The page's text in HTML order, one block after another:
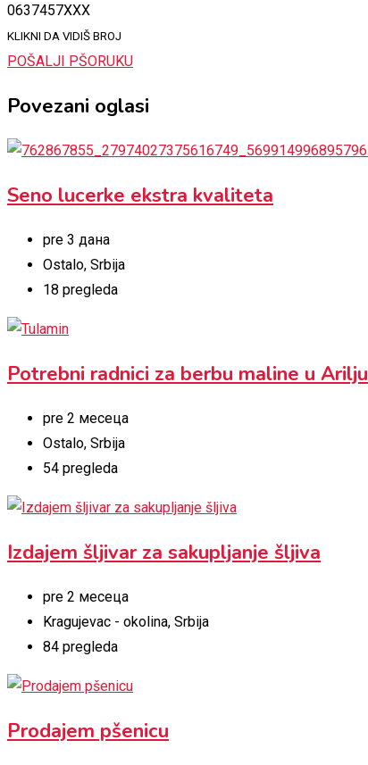
0637457XXX
KLIKNI DA VIDIŠ BROJ
POŠALJI PŠORUKU
Povezani oglasi
Seno lucerke ekstra kvaliteta
pre 3 дана
Ostalo, Srbija
18 pregleda
Potrebni radnici za berbu maline u Arilju
pre 2 месеца
Ostalo, Srbija
54 pregleda
Izdajem šljivar za sakupljanje šljiva
pre 2 месеца
Kragujevac - okolina, Srbija
84 pregleda
Prodajem pšenicu